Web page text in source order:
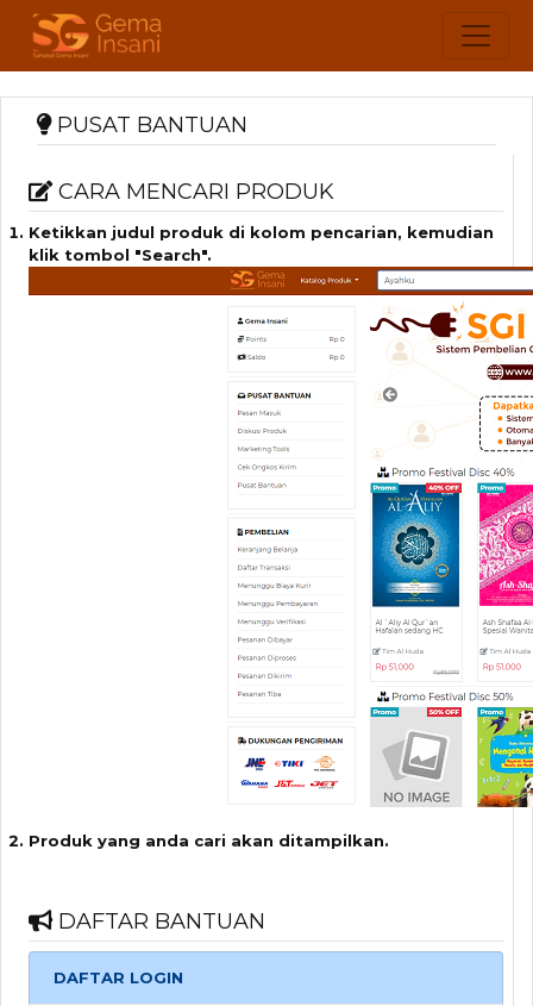
PUSAT BANTUAN
CARA MENCARI PRODUK
Ketikkan judul produk di kolom pencarian, kemudian
klik tombol "Search".
Produk yang anda cari akan ditampilkan.
DAFTAR BANTUAN
DAFTAR LOGIN